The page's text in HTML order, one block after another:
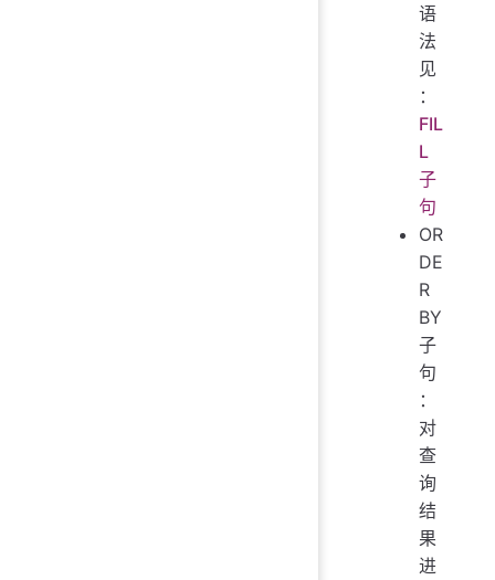
语
法
见
：
FIL
L
子
句
OR
DE
R
BY
子
句
：
对
查
询
结
果
进